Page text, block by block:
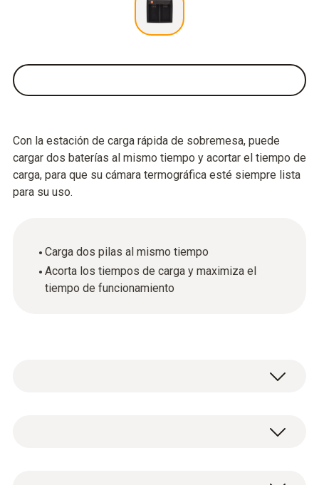
Con la estación de carga rápida de sobremesa, puede
cargar dos baterías al mismo tiempo y acortar el tiempo de
carga, para que su cámara termográfica esté siempre lista
para su uso.
Carga dos pilas al mismo tiempo
Acorta los tiempos de carga y maximiza el
tiempo de funcionamiento
Estación de carga rápida / estación de carga